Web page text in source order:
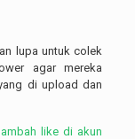
lupa untuk colek
agar mereka
di upload dan
like di akun